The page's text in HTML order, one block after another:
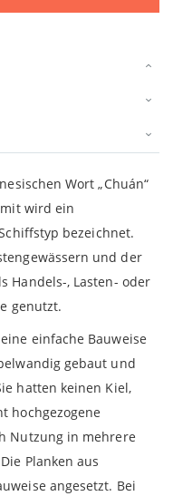
Wort „Chuán“
wird ein
bezeichnet.
und der
Handels-, Lasten- oder
genutzt.
einfache Bauweise
gebaut und
hatten keinen Kiel,
hochgezogene
Nutzung in mehrere
Planken aus
angesetzt. Bei